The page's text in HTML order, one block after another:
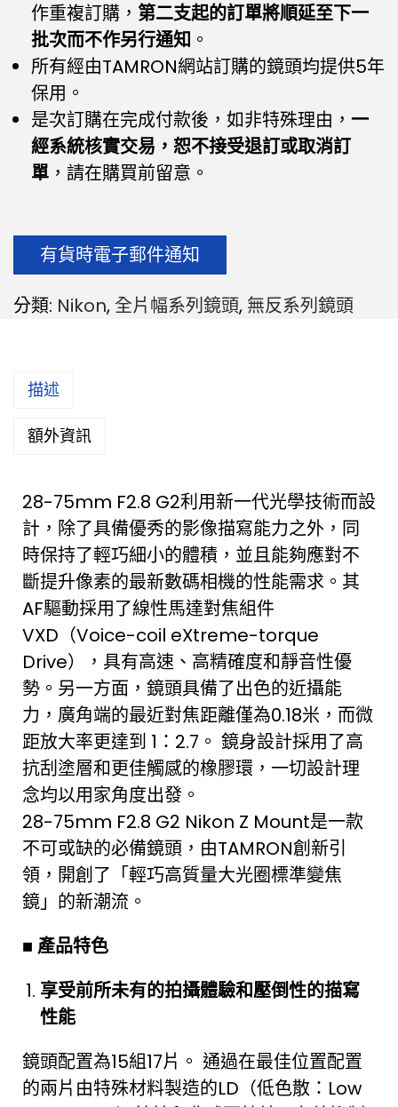
作重複訂購， 第二支起的訂單將順延至下一
批次而不作另行通知 。
所有經由TAMRON網站訂購的鏡頭均提供5年
保用。
是次訂購在完成付款後，如非特殊理由， 一
經系統核實交易，恕不接受退訂或取消訂
單 ，請在購買前留意。
有貨時電子郵件通知
分類: Nikon, 全片幅系列鏡頭, 無反系列鏡頭
描述
額外資訊
28-75mm F2.8 G2利用新一代光學技術而設
計，除了具備優秀的影像描寫能力之外，同
時保持了輕巧細小的體積，並且能夠應對不
斷提升像素的最新數碼相機的性能需求。其
AF驅動採用了線性馬達對焦組件
VXD（Voice-coil eXtreme-torque
Drive），具有高速、高精確度和靜音性優
勢。另一方面，鏡頭具備了出色的近攝能
力，廣角端的最近對焦距離僅為0.18米，而微
距放大率更達到 1：2.7。 鏡身設計採用了高
抗刮塗層和更佳觸感的橡膠環，一切設計理
念均以用家角度出發。
28-75mm F2.8 G2 Nikon Z Mount是一款
不可或缺的必備鏡頭，由TAMRON創新引
領，開創了「輕巧高質量大光圈標準變焦
鏡」的新潮流。
■ 產品特色
享受前所未有的拍攝體驗和壓倒性的描寫
性能
鏡頭配置為15組17片。 通過在最佳位置配置
的兩片由特殊材料製造的LD（低色散：Low